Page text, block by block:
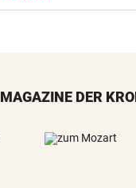
MAGAZINE DER